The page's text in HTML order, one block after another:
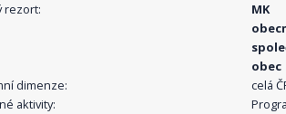
rezort:
MK
obec
dimenze:
celá
aktivity: